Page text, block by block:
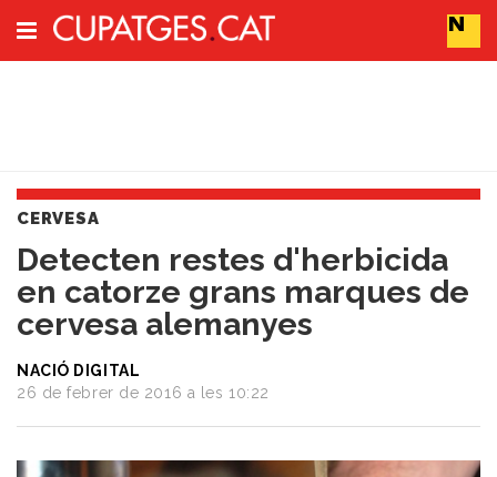
Cerca
Vins
Naturals
Líders
del
canvi
Sostenibilitat
CERVESA
Detecten restes d'herbicida
en catorze grans marques de
cervesa alemanyes
NACIÓ DIGITAL
26 de febrer de 2016 a les 10:22